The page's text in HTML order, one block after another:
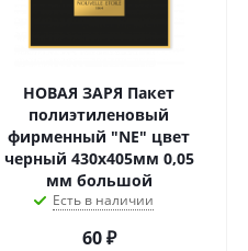
НОВАЯ ЗАРЯ Пакет
полиэтиленовый
фирменный "NE" цвет
черный 430х405мм 0,05
мм большой
Есть в наличии
60₽